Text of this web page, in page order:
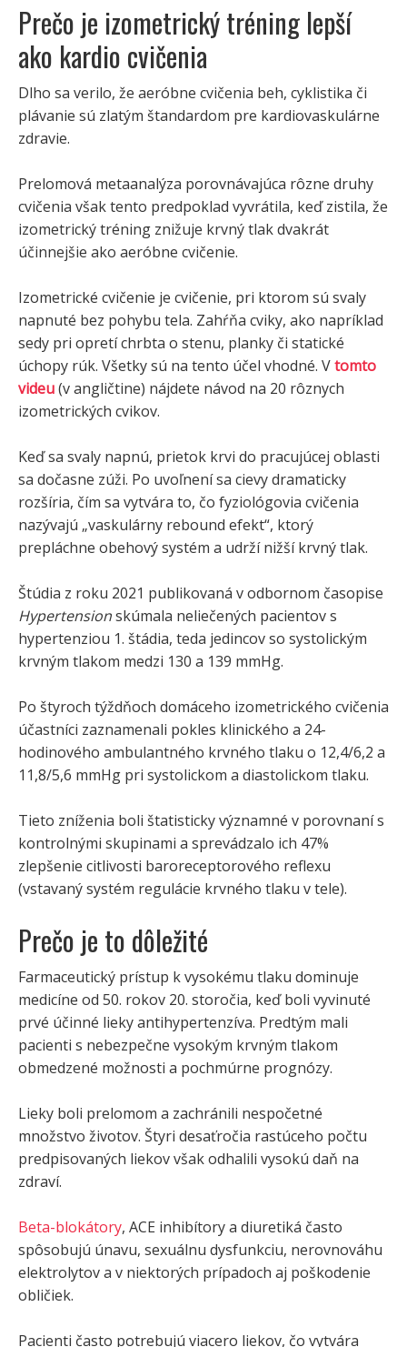
Prečo je izometrický tréning lepší
ako kardio cvičenia
Dlho sa verilo, že aeróbne cvičenia beh, cyklistika či
plávanie sú zlatým štandardom pre kardiovaskulárne
zdravie.
Prelomová metaanalýza porovnávajúca rôzne druhy
cvičenia však tento predpoklad vyvrátila, keď zistila, že
izometrický tréning znižuje krvný tlak dvakrát
účinnejšie ako aeróbne cvičenie.
Izometrické cvičenie je cvičenie, pri ktorom sú svaly
napnuté bez pohybu tela. Zahŕňa cviky, ako napríklad
sedy pri opretí chrbta o stenu, planky či statické
úchopy rúk. Všetky sú na tento účel vhodné. Vtomto
videu(v angličtine) nájdete návod na 20 rôznych
izometrických cvikov.
Keď sa svaly napnú, prietok krvi do pracujúcej oblasti
sa dočasne zúži. Po uvoľnení sa cievy dramaticky
rozšíria, čím sa vytvára to, čo fyziológovia cvičenia
nazývajú „vaskulárny rebound efekt“, ktorý
prepláchne obehový systém a udrží nižší krvný tlak.
Štúdia z roku 2021 publikovaná v odbornom časopise
Hypertensionskúmala neliečených pacientov s
hypertenziou 1. štádia, teda jedincov so systolickým
krvným tlakom medzi 130 a 139 mmHg.
Po štyroch týždňoch domáceho izometrického cvičenia
účastníci zaznamenali pokles klinického a 24-
hodinového ambulantného krvného tlaku o 12,4/6,2 a
11,8/5,6 mmHg pri systolickom a diastolickom tlaku.
Tieto zníženia boli štatisticky významné v porovnaní s
kontrolnými skupinami a sprevádzalo ich 47%
zlepšenie citlivosti baroreceptorového reflexu
(vstavaný systém regulácie krvného tlaku v tele).
Prečo je to dôležité
Farmaceutický prístup k vysokému tlaku dominuje
medicíne od 50. rokov 20. storočia, keď boli vyvinuté
prvé účinné lieky antihypertenzíva. Predtým mali
pacienti s nebezpečne vysokým krvným tlakom
obmedzené možnosti a pochmúrne prognózy.
Lieky boli prelomom a zachránili nespočetné
množstvo životov. Štyri desaťročia rastúceho počtu
predpisovaných liekov však odhalili vysokú daň na
zdraví.
Beta-blokátory, ACE inhibítory a diuretiká často
spôsobujú únavu, sexuálnu dysfunkciu, nerovnováhu
elektrolytov a v niektorých prípadoch aj poškodenie
obličiek.
Pacienti často potrebujú viacero liekov, čo vytvára